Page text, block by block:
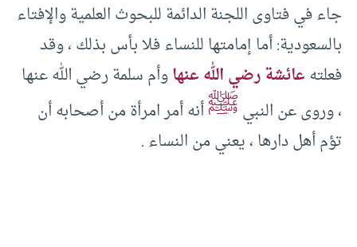
جاء في فتاوى اللجنة الدائمة للبحوث العلمية والإفتاء
بالسعودية: أما إمامتها للنساء فلا بأس بذلك ، وقد
فعلتهعائشة رضي الله عنهاوأم سلمة رضي الله عنها
، وروى عن النبيﷺأنه أمر امرأة من أصحابه أن
تؤم أهل دارها ، يعني من النساء .